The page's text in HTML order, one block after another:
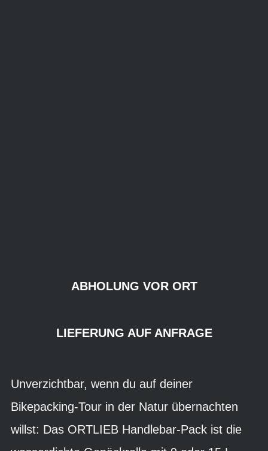
ABHOLUNG VOR ORT
LIEFERUNG AUF ANFRAGE
Unverzichtbar, wenn du auf deiner
Bikepacking-Tour in der Natur übernachten
willst: Das ORTLIEB Handlebar-Pack ist die